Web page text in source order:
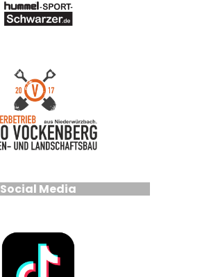
Social Media